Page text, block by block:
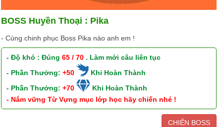
BOSS Huyền Thoại : Pika
- Cùng chinh phục Boss Pika nào anh em !
- Độ khó : Đúng65 / 70 . Làm mới câu liên tục
- Phần Thưởng:+50
Khi Hoàn Thành
- Phần Thưởng:+70
Khi Hoàn Thành
- Nắm vững Từ Vựng mục lớp học hãy chiến nhé !
CHIẾN BOSS